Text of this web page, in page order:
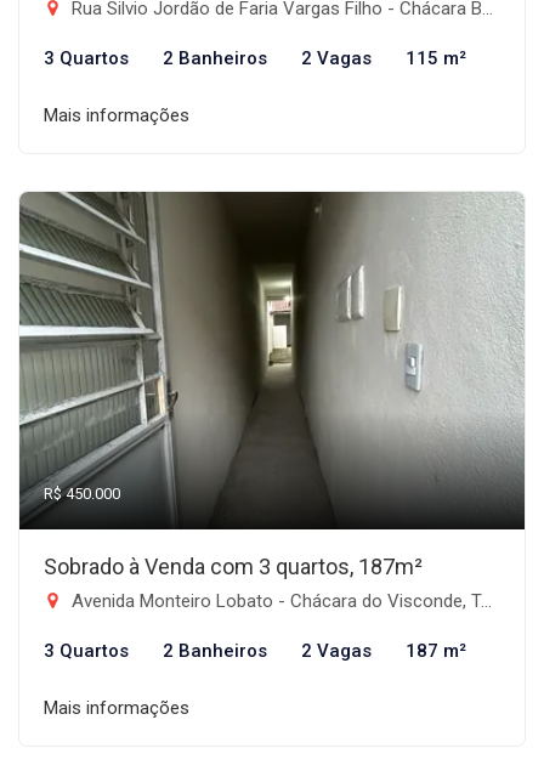
Rua Silvio Jordão de Faria Vargas Filho - Chácara Belo Horizonte, Taubaté-SP
3 Quartos 2 Banheiros 2 Vagas 115 m²
Mais informações
R$ 450.000
Sobrado à Venda com 3 quartos, 187m²
Avenida Monteiro Lobato - Chácara do Visconde, Taubaté-SP
3 Quartos 2 Banheiros 2 Vagas 187 m²
Mais informações